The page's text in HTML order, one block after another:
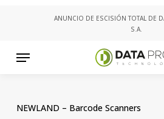
ANUNCIO DE ESCISIÓN TOTAL DE
S.A.
Menu
NEWLAND – Barcode Scanners